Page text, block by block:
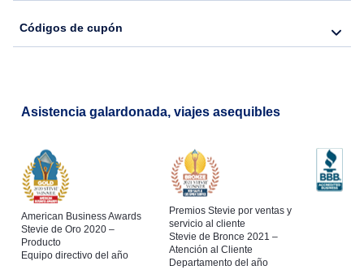
Códigos de cupón
Asistencia galardonada, viajes asequibles
American Business Awards
Stevie de Oro 2020 –
Producto
Equipo directivo del año
Premios Stevie por ventas y
servicio al cliente
Stevie de Bronce 2021 –
Atención al Cliente
Departamento del año